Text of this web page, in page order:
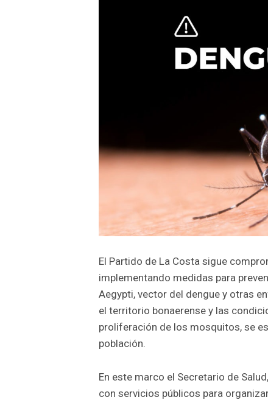
El Partido de La Costa sigue
implementando medidas para
Aegypti, vector del dengue y otras
el territorio bonaerense y las
proliferación de los mosquitos, se
población.
En este marco el Secretario de
con servicios públicos para